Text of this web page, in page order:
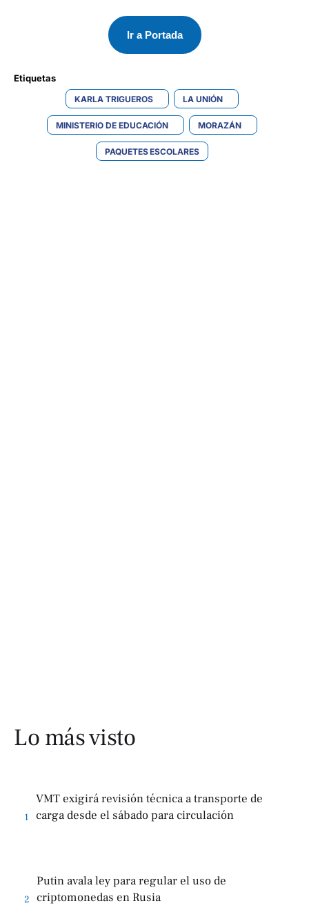
Ir a Portada
Etiquetas
KARLA TRIGUEROS LA UNIÓN
MINISTERIO DE EDUCACIÓN MORAZÁN
PAQUETES ESCOLARES
Lo más visto
1
VMT exigirá revisión técnica a transporte de
carga desde el sábado para circulación
2
Putin avala ley para regular el uso de
criptomonedas en Rusia